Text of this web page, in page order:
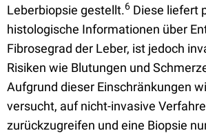
Leberbiopsie gestellt.6 Diese liefert
histologische Informationen über
Fibrosegrad der Leber, ist jedoch
Risiken wie Blutungen und
Aufgrund dieser Einschränkungen
versucht, auf nicht-invasive
zurückzugreifen und eine Biopsie